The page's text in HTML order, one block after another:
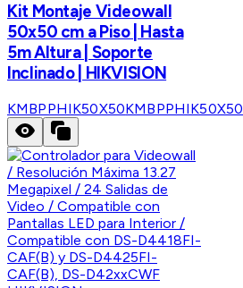
Kit Montaje Videowall
50x50 cm a Piso | Hasta
5m Altura | Soporte
Inclinado | HIKVISION
KMBPPHIK50X50KMBPPHIK50X50